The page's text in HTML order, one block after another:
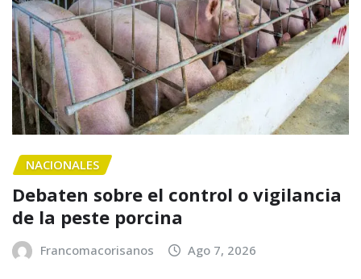
NACIONALES
Debaten sobre el control o vigilancia
de la peste porcina
Francomacorisanos Ago 7, 2026